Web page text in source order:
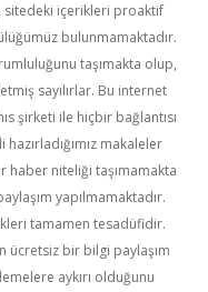
sitedeki içerikleri proaktif
bulunmamaktadır.
taşımakta olup,
sayılırlar. Bu internet
şirketi ile hiçbir bağlantısı
makaleler
haber niteliği taşımamakta
yapılmamaktadır.
tamamen tesadüfidir.
ücretsiz bir bilgi paylaşım
aykırı olduğunu